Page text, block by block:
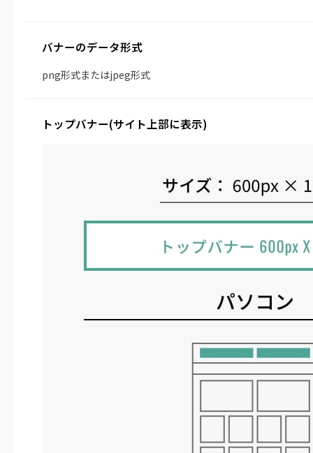
バナーのデータ形式
png形式またはjpeg形式
トップバナー(サイト上部に表示)